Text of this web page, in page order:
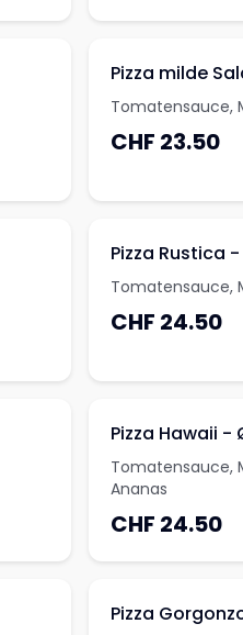
Pizza milde
Tomatensauce,
CHF 23.50
Pizza Rustica
Tomatensauce,
CHF 24.50
Pizza Hawaii -
Tomatensauce,
Ananas
CHF 24.50
Pizza